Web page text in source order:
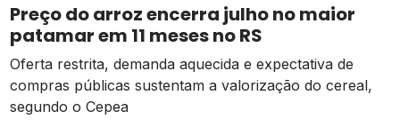
Preço do arroz encerra julho no maior
patamar em 11 meses no RS
Oferta restrita, demanda aquecida e expectativa de
compras públicas sustentam a valorização do cereal,
segundo o Cepea